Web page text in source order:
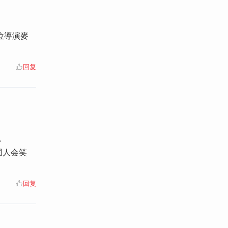
導演麥
回复
人会笑
回复